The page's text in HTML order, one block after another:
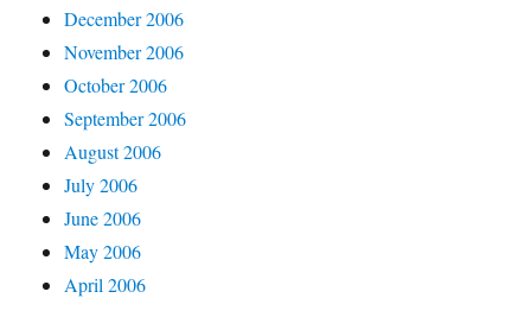
December 2006
November 2006
October 2006
September 2006
August 2006
July 2006
June 2006
May 2006
April 2006